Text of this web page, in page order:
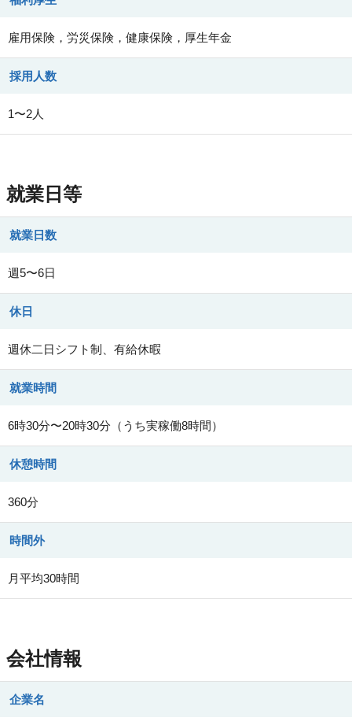
雇用保険，労災保険，健康保険，厚生年金
採用人数
1〜2人
就業日等
就業日数
週5〜6日
休日
週休二日シフト制、有給休暇
就業時間
6時30分〜20時30分（うち実稼働8時間）
休憩時間
360分
時間外
月平均30時間
会社情報
企業名